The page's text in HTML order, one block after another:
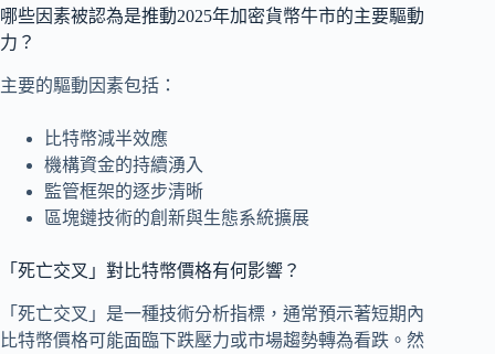
哪些因素被認為是推動2025年加密貨幣牛市的主要驅動
力？
主要的驅動因素包括：
比特幣減半效應
機構資金的持續湧入
監管框架的逐步清晰
區塊鏈技術的創新與生態系統擴展
「死亡交叉」對比特幣價格有何影響？
「死亡交叉」是一種技術分析指標，通常預示著短期內
比特幣價格可能面臨下跌壓力或市場趨勢轉為看跌。然